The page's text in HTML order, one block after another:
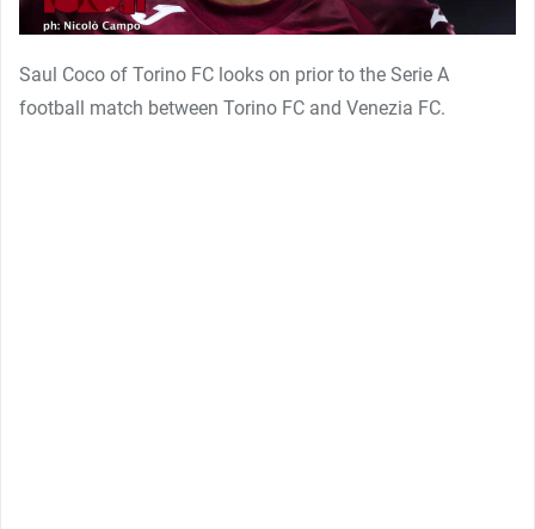
Saul Coco of Torino FC looks on prior to the Serie A
football match between Torino FC and Venezia FC.